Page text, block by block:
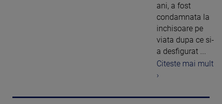
ani, a fost
condamnata la
inchisoare pe
viata dupa ce si-
a desfigurat ...
Citeste mai mult
›